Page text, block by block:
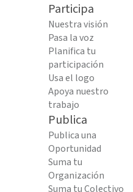
Participa
Nuestra visión
Pasa la voz
Planifica tu
participación
Usa el logo
Apoya nuestro
trabajo
Publica
Publica una
Oportunidad
Suma tu
Organización
Suma tu Colectivo